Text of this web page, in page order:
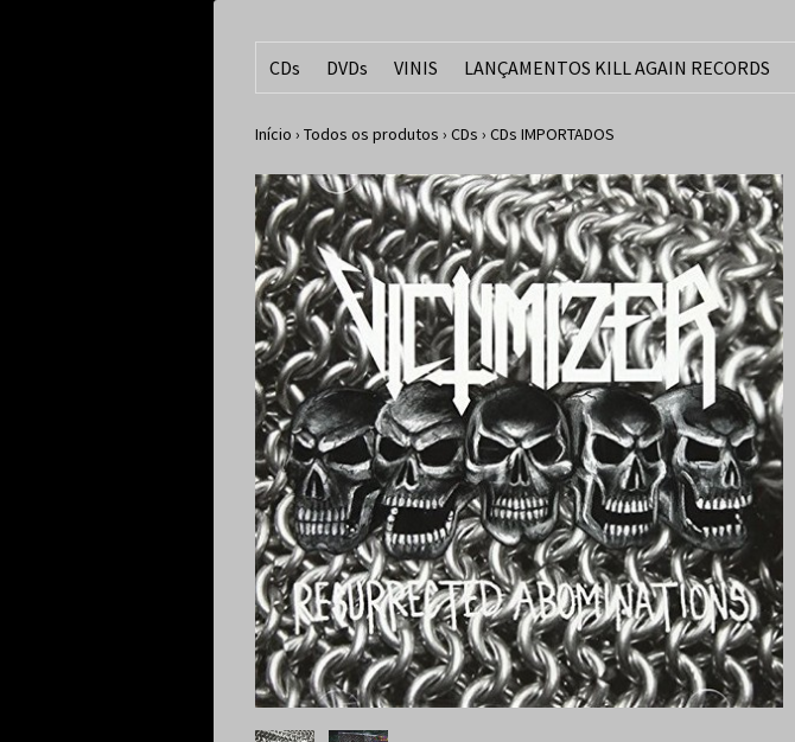
CDs DVDs VINIS LANÇAMENTOS KILL AGAIN RECORDS
Início › Todos os produtos › CDs › CDs IMPORTADOS